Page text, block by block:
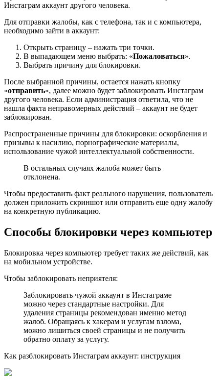
Инстаграм аккаунт другого человека.
Для отправки жалобы, как с телефона, так и с компьютера,
необходимо зайти в аккаунт:
Открыть страницу – нажать три точки.
В выпадающем меню выбрать: «Пожаловаться».
Выбрать причину для блокировки.
После выбранной причины, остается нажать кнопку
«отправить», далее можно будет заблокировать Инстаграм
другого человека. Если администрация ответила, что не
нашла факта неправомерных действий – аккаунт не будет
заблокирован.
Распространенные причины для блокировки: оскорбления и
призывы к насилию, порнографические материалы,
использование чужой интеллектуальной собственности.
В остальных случаях жалоба может быть
отклонена.
Чтобы предоставить факт реального нарушения, пользователь
должен приложить скриншот или отправить еще одну жалобу
на конкретную публикацию.
Способы блокировки через компьютер
Блокировка через компьютер требует таких же действий, как
на мобильном устройстве.
Чтобы заблокировать неприятеля:
Заблокировать чужой аккаунт в Инстаграме
можно через стандартные настройки. Для
удаления страницы рекомендован именно метод
жалоб. Обращаясь к хакерам и услугам взлома,
можно лишиться своей страницы и не получить
обратно оплату за услугу.
Как разблокировать Инстаграм аккаунт: инструкция